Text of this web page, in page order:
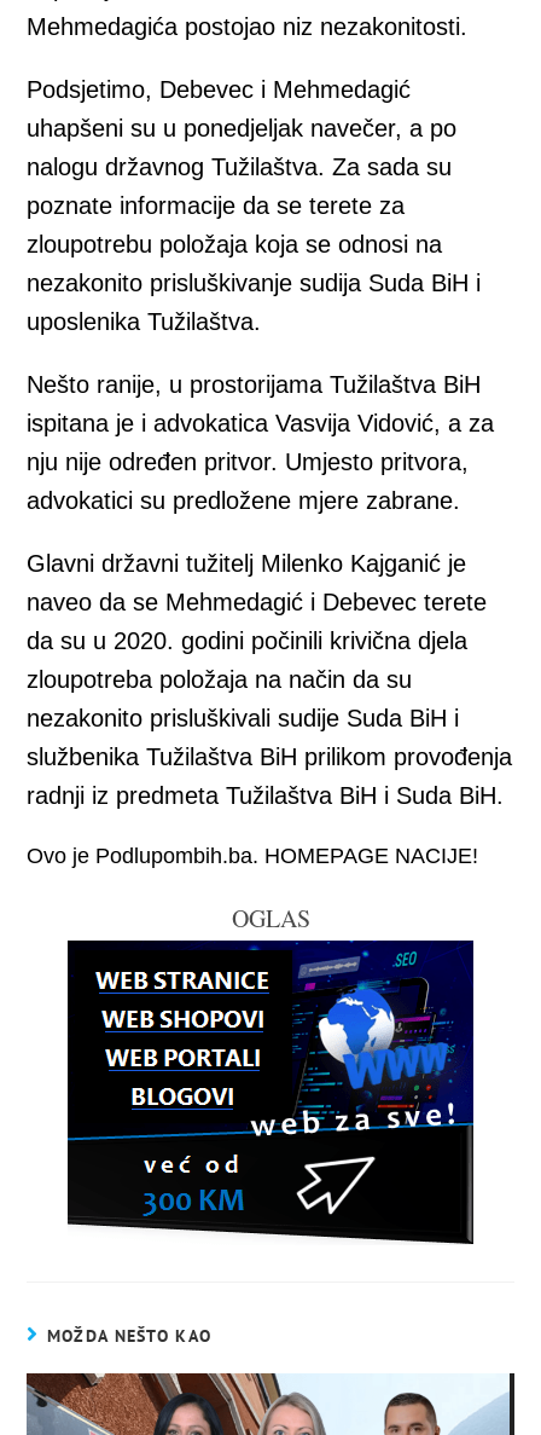
Mehmedagića postojao niz nezakonitosti.
Podsjetimo, Debevec i Mehmedagić
uhapšeni su u ponedjeljak navečer, a po
nalogu državnog Tužilaštva. Za sada su
poznate informacije da se terete za
zloupotrebu položaja koja se odnosi na
nezakonito prisluškivanje sudija Suda BiH i
uposlenika Tužilaštva.
Nešto ranije, u prostorijama Tužilaštva BiH
ispitana je i advokatica Vasvija Vidović, a za
nju nije određen pritvor. Umjesto pritvora,
advokatici su predložene mjere zabrane.
Glavni državni tužitelj Milenko Kajganić je
naveo da se Mehmedagić i Debevec terete
da su u 2020. godini počinili krivična djela
zloupotreba položaja na način da su
nezakonito prisluškivali sudije Suda BiH i
službenika Tužilaštva BiH prilikom provođenja
radnji iz predmeta Tužilaštva BiH i Suda BiH.
Ovo je Podlupombih.ba. HOMEPAGE NACIJE!
OGLAS
MOŽDA NEŠTO KAO